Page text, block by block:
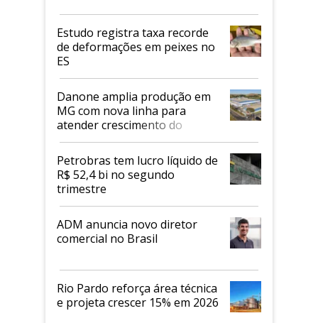
Estudo registra taxa recorde
de deformações em peixes no
ES
Danone amplia produção em
MG com nova linha para
atender crescimento do
mercado de alimentos
proteicos
Petrobras tem lucro líquido de
R$ 52,4 bi no segundo
trimestre
ADM anuncia novo diretor
comercial no Brasil
Rio Pardo reforça área técnica
e projeta crescer 15% em 2026